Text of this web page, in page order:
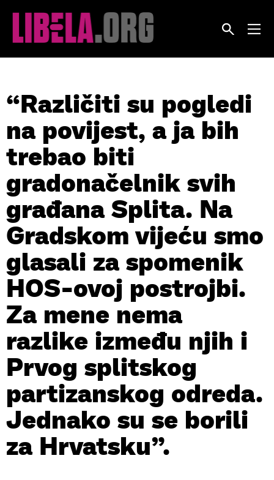
“Različiti su pogledi
na povijest, a ja bih
trebao biti
gradonačelnik svih
građana Splita. Na
Gradskom vijeću smo
glasali za spomenik
HOS-ovoj postrojbi.
Za mene nema
razlike između njih i
Prvog splitskog
partizanskog odreda.
Jednako su se borili
za Hrvatsku”.